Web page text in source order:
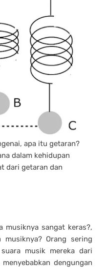
apa itu getaran?
dalam kehidupan
dari getaran dan
musiknya sangat keras?,
musiknya? Orang sering
musik mereka dari
dengungan